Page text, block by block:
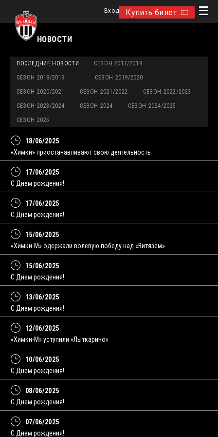
Купить билет
Вход
НОВОСТИ
ПОСЛЕДНИЕ НОВОСТИ СЕЗОН 2017/2018
СЕЗОН 2018/2019 СЕЗОН 2019/2020
СЕЗОН 2020/2021 СЕЗОН 2021/2022 СЕЗОН 2022/2023
СЕЗОН 2023/2024 СЕЗОН 2024 СЕЗОН 2024/2025
СЕЗОН 2025
18/06/2025
«Химки» приостанавливают свою деятельность
17/06/2025
С Днем рождения!
17/06/2025
С Днем рождения!
15/06/2025
«Химки-М» одержали волевую победу над «Витязем»
15/06/2025
С Днем рождения!
13/06/2025
C Днем рождения!
12/06/2025
«Химки-М» уступили «Лыткарино»
10/06/2025
С Днем рождения!
08/06/2025
C Днем рождения!
07/06/2025
С Днем рождения!